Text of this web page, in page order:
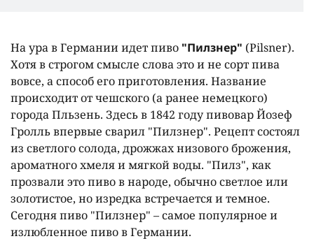
На ура в Германии идет пиво "Пилзнер" (Pilsner).
Хотя в строгом смысле слова это и не сорт пива
вовсе, а способ его приготовления. Название
происходит от чешского (а ранее немецкого)
города Пльзень. Здесь в 1842 году пивовар Йозеф
Гролль впервые сварил "Пилзнер". Рецепт состоял
из светлого солода, дрожжах низового брожения,
ароматного хмеля и мягкой воды. "Пилз", как
прозвали это пиво в народе, обычно светлое или
золотистое, но изредка встречается и темное.
Сегодня пиво "Пилзнер" – самое популярное и
излюбленное пиво в Германии.